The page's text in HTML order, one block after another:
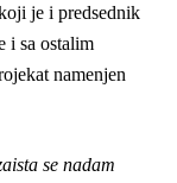
je i predsednik
i sa ostalim
namenjen
se nadam